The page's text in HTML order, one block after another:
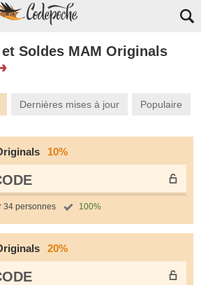
Soldes MAM Originals
Dernières mises à jour Populaire
10%
34 personnes 100%
20%